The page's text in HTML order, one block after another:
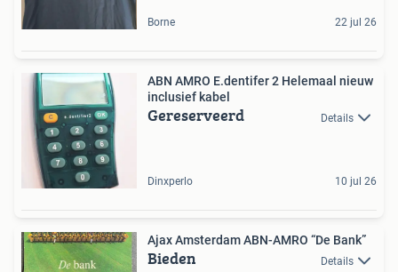
Borne 22 jul 26
ABN AMRO E.dentifer 2 Helemaal nieuw
inclusief kabel
Gereserveerd Details
Dinxperlo 10 jul 26
Ajax Amsterdam ABN-AMRO “De Bank”
Bieden Details